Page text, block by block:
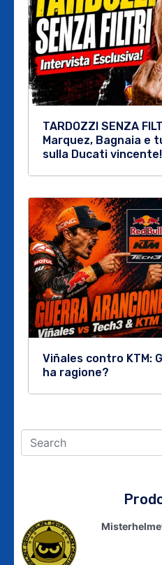
TARDOZZI SENZA
Marquez, Bagnaia e
sulla Ducati vincente!
Viñales contro KTM:
ha ragione?